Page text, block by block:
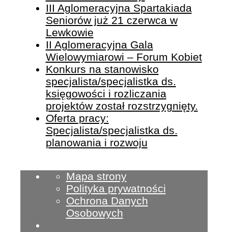
III Aglomeracyjna Spartakiada
Seniorów już 21 czerwca w
Lewkowie
II Aglomeracyjna Gala
Wielowymiarowi – Forum Kobiet
Konkurs na stanowisko
specjalista/specjalistka ds.
księgowości i rozliczania
projektów został rozstrzygnięty.
Oferta pracy:
Specjalista/specjalistka ds.
planowania i rozwoju
Mapa strony
Polityka prywatności
Ochrona Danych
Osobowych